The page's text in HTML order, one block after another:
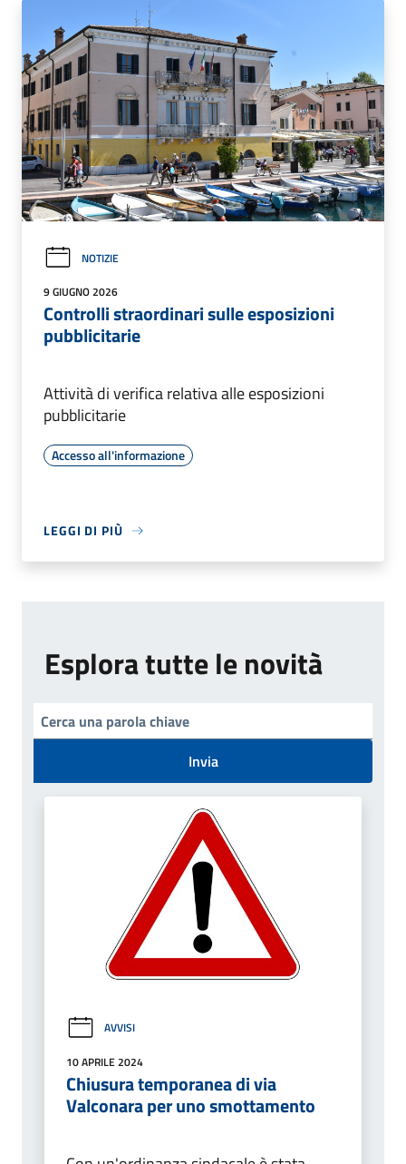
NOTIZIE
9 GIUGNO 2026
Controlli straordinari sulle esposizioni
pubblicitarie
Attività di verifica relativa alle esposizioni
pubblicitarie
Accesso all'informazione
LEGGI DI PIÙ
Esplora tutte le novità
Invia
AVVISI
10 APRILE 2024
Chiusura temporanea di via
Valconara per uno smottamento